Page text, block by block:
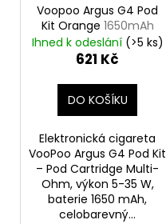
Voopoo Argus G4 Pod
Kit Orange 1650mAh
Ihned k odeslání (>5 ks)
621 Kč
DO KOŠÍKU
Elektronická cigareta
VooPoo Argus G4 Pod Kit
– Pod Cartridge Multi-
Ohm, výkon 5-35 W,
baterie 1650 mAh,
celobarevný...